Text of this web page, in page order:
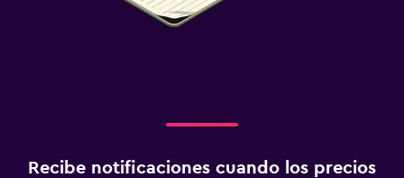
Recibe notificaciones cuando los precios